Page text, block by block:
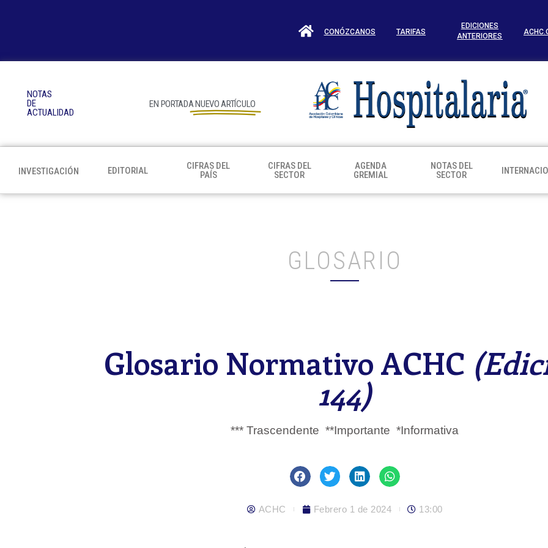
CONÓZCANOS TARIFAS
EDICIONES
ANTERIORES
NOTAS
DE
ACTUALIDAD
EN PORTADANUEVO ARTÍCULO
INVESTIGACIÓN EDITORIAL
CIFRAS DEL
PAÍS
CIFRAS DEL
SECTOR
AGENDA
GREMIAL
NOTAS DEL
SECTOR
GLOSARIO
Glosario Normativo ACHC
144)
*** Trascendente **Importante *Informativa
ACHC Febrero 1 de 2024 13:00